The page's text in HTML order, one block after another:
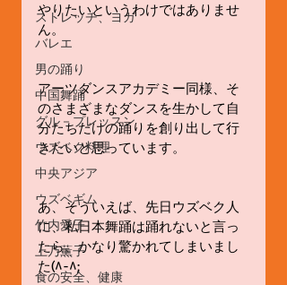
ストレッチ、ヨガ
バレエ
男の踊り
中国舞踊
グル－プレッスン
ウズベク料理
中央アジア
ウズベギム
竹内愛子
上乃薫子
食の安全、健康
やりたいというわけではありませ
ん。
アーツダンスアカデミー同様、そ
のさまざまなダンスを生かして自
分たちだけの踊りを創り出して行
きたいと思っています。
あ、そういえば、先日ウズベク人
に、私日本舞踊は踊れないと言っ
たら、かなり驚かれてしまいまし
た(^-^;